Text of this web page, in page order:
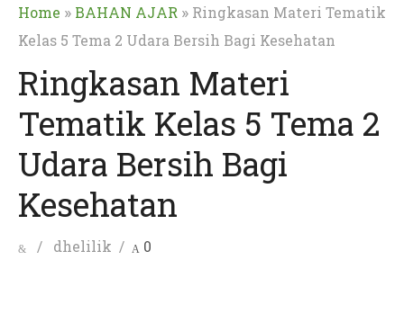
Home » BAHAN AJAR » Ringkasan Materi Tematik
Kelas 5 Tema 2 Udara Bersih Bagi Kesehatan
Ringkasan Materi
Tematik Kelas 5 Tema 2
Udara Bersih Bagi
Kesehatan
PostedAuthor
dhelilik 0